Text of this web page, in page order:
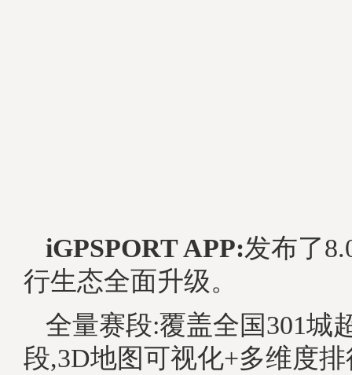
iGPSPORT APP:发布了
行生态全面升级。
全量赛段:覆盖全国301城
段,3D地图可视化+多维度